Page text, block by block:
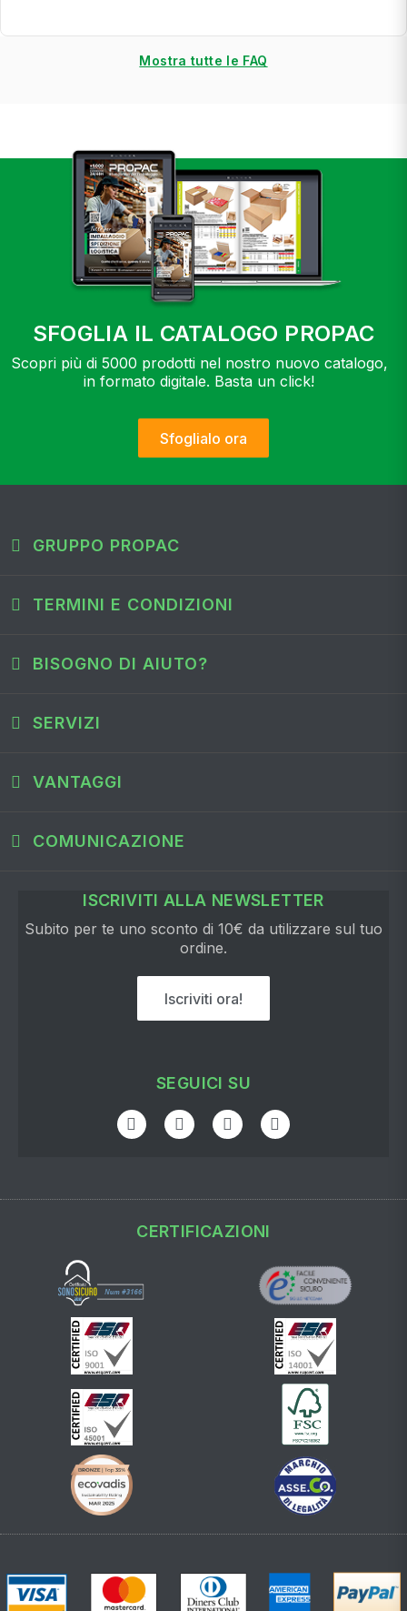
Mostra tutte le FAQ
SFOGLIA IL CATALOGO PROPAC
Scopri più di 5000 prodotti nel nostro nuovo catalogo,
in formato digitale. Basta un click!
Sfoglialo ora
GRUPPO PROPAC
TERMINI E CONDIZIONI
BISOGNO DI AIUTO?
SERVIZI
VANTAGGI
COMUNICAZIONE
ISCRIVITI ALLA NEWSLETTER
Subito per te uno sconto di 10€ da utilizzare sul tuo
ordine.
Iscriviti ora!
SEGUICI SU
CERTIFICAZIONI